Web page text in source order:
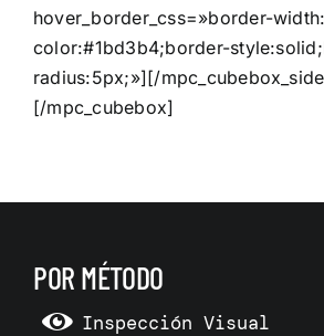
hover_border_css=»border-
color:#1bd3b4;border-
radius:5px;»][/
[/mpc_cubebox]
POR MÉTODO
Inspección Visual